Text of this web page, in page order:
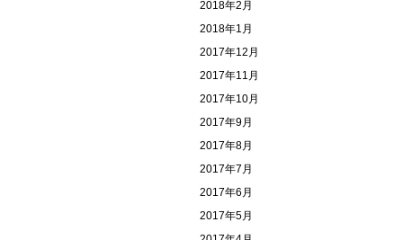
2018年2月
2018年1月
2017年12月
2017年11月
2017年10月
2017年9月
2017年8月
2017年7月
2017年6月
2017年5月